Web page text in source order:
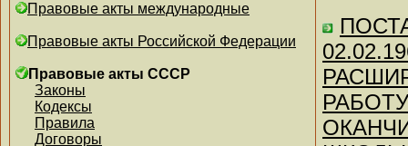
Правовые акты международные
Правовые акты Российской Федерации
Правовые акты СССР
Законы
Кодексы
Правила
Договоры